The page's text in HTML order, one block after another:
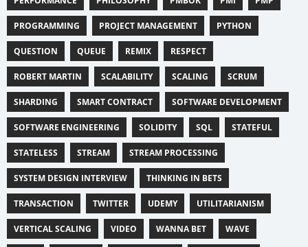
PROGRAMMING PROJECT MANAGEMENT PYTHON
QUESTION QUEUE REMIX RESPECT
ROBERT MARTIN SCALABILITY SCALING SCRUM
SHARDING SMART CONTRACT SOFTWARE DEVELOPMENT
SOFTWARE ENGINEERING SOLIDITY SQL STATEFUL
STATELESS STREAM STREAM PROCESSING
SYSTEM DESIGN INTERVIEW THINKING IN BETS
TRANSACTION TWITTER UDEMY UTILITARIANISM
VERTICAL SCALING VIDEO WANNA BET WAVE